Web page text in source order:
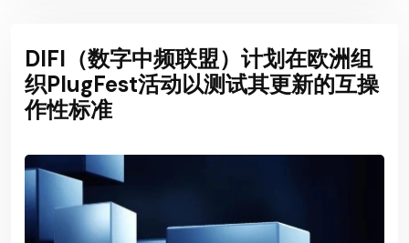
DIFI（数字中频联盟）计划在欧洲组
织PlugFest活动以测试其更新的互操
作性标准